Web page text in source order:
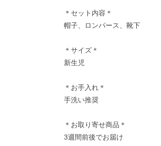
＊セット内容＊
帽子、ロンパース、靴下
＊サイズ＊
新生児
＊お手入れ＊
手洗い推奨
＊お取り寄せ商品＊
3週間前後でお届け